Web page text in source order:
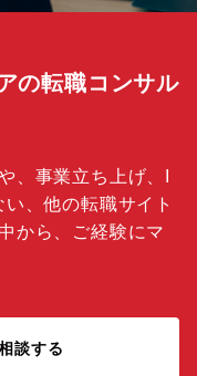
の転職コンサル
、事業立ち上げ、I
、他の転職サイト
から、ご経験にマ
談する